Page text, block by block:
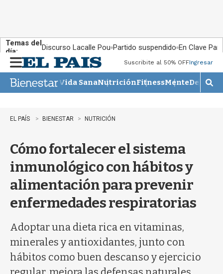
Temas del
día:
Discurso Lacalle Pou Partido suspendido En Clave País
n
u
Suscribite al 50% OFFIngresar
Vida SanaNutriciónFitnessMente
M
o
EL PAÍS BIENESTAR NUTRICIÓN
Cómo fortalecer el sistema
inmunológico con hábitos y
alimentación para prevenir
enfermedades respiratorias
Adoptar una dieta rica en vitaminas,
minerales y antioxidantes, junto con
hábitos como buen descanso y ejercicio